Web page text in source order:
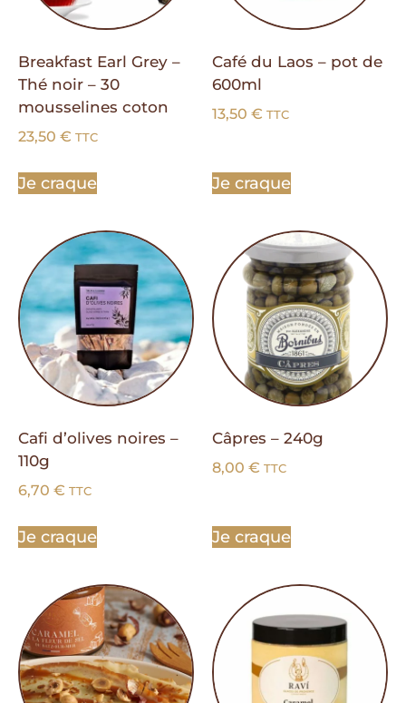
Breakfast Earl Grey –
Thé noir – 30
mousselines coton
23,50 € TTC
Je craque
Café du Laos – pot de
600ml
13,50 € TTC
Je craque
Cafi d’olives noires –
110g
6,70 € TTC
Je craque
Câpres – 240g
8,00 € TTC
Je craque